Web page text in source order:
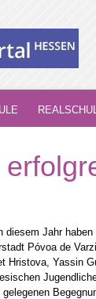
diesem Jahr
Póvoa de
Hristova, Yassin
gelegenen